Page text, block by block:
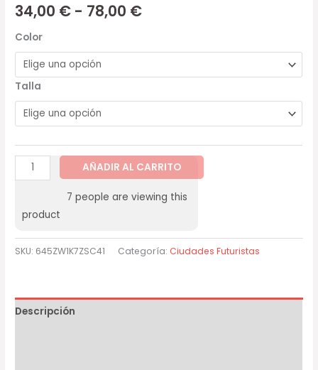
34,00 € - 78,00 €
Color
Talla
AÑADIR AL CARRITO
7 people are viewing this
product
SKU: 645ZW1K7ZSC41 Categoría: Ciudades Futuristas
Descripción